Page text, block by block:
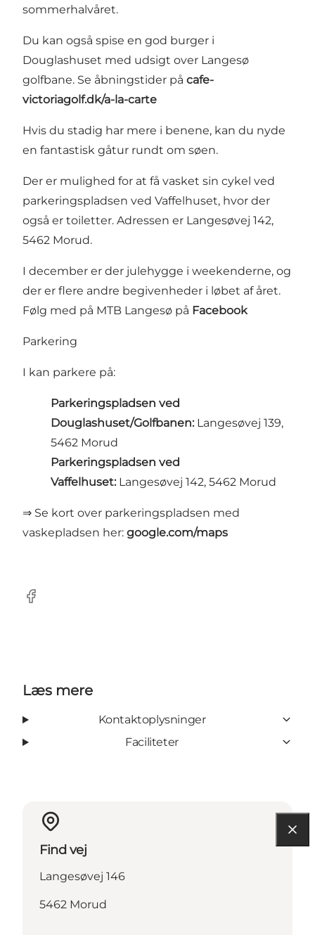
sommerhalvåret.
Du kan også spise en god burger i
Douglashuset med udsigt over Langesø
golfbane. Se åbningstider på cafe-
victoriagolf.dk/a-la-carte
Hvis du stadig har mere i benene, kan du nyde
en fantastisk gåtur rundt om søen.
Der er mulighed for at få vasket sin cykel ved
parkeringspladsen ved Vaffelhuset, hvor der
også er toiletter. Adressen er Langesøvej 142,
5462 Morud.
I december er der julehygge i weekenderne, og
der er flere andre begivenheder i løbet af året.
Følg med på MTB Langesø på Facebook
Parkering
I kan parkere på:
Parkeringspladsen ved
Douglashuset/Golfbanen: Langesøvej 139,
5462 Morud
Parkeringspladsen ved
Vaffelhuset: Langesøvej 142, 5462 Morud
⇒ Se kort over parkeringspladsen med
vaskepladsen her: google.com/maps
Facebook
Læs mere
Kontaktoplysninger
Faciliteter
Find vej
Langesøvej 146
5462 Morud